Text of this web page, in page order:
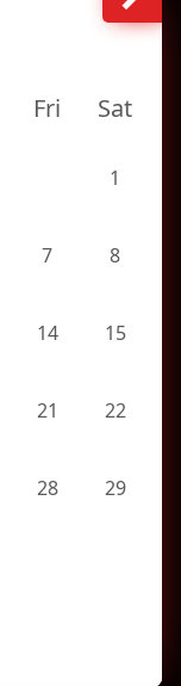
Fri Sat
1
7 8
14 15
21 22
28 29